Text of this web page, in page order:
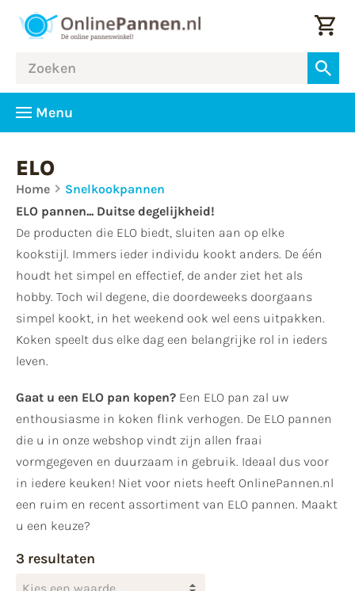
Menu
ELO
Home
Snelkookpannen
ELO pannen... Duitse degelijkheid!
De producten die ELO biedt, sluiten aan op elke
kookstijl. Immers ieder individu kookt anders. De één
houdt het simpel en effectief, de ander ziet het als
hobby. Toch wil degene, die doordeweeks doorgaans
simpel kookt, in het weekend ook wel eens uitpakken.
Koken speelt dus elke dag een belangrijke rol in ieders
leven.
Gaat u een ELO pan kopen? Een ELO pan zal uw
enthousiasme in koken flink verhogen. De ELO pannen
die u in onze webshop vindt zijn allen fraai
vormgegeven en duurzaam in gebruik. Ideaal dus voor
in iedere keuken! Niet voor niets heeft OnlinePannen.nl
een ruim en recent assortiment van ELO pannen. Maakt
u een keuze?
3 resultaten